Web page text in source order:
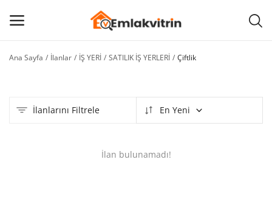
İlan
Ana menü
Ana Sayfa İlanlar İŞ YERİ SATILIK İŞ YERLERİ Çiftlik
İlanlarını Filtrele En Yeni
İlan bulunamadı!